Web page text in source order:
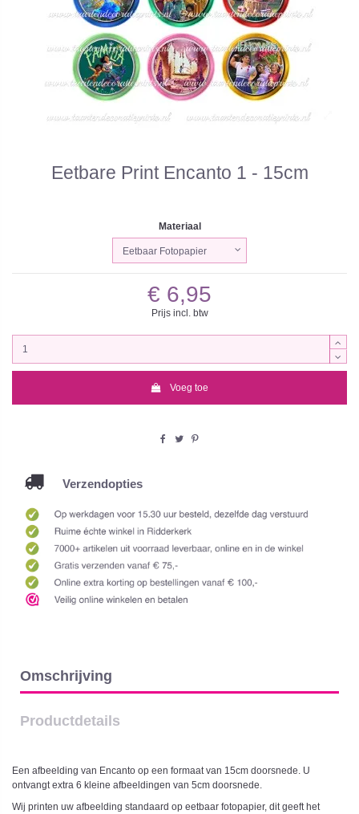
Eetbare Print Encanto 1 - 15cm
Materiaal
€ 6,95
Prijs incl. btw
Voeg toe
Verzendopties
Omschrijving
Productdetails
Een afbeelding van Encanto op een formaat van 15cm doorsnede. U
ontvangt extra 6 kleine afbeeldingen van 5cm doorsnede.
Wij printen uw afbeelding standaard op eetbaar fotopapier, dit geeft het